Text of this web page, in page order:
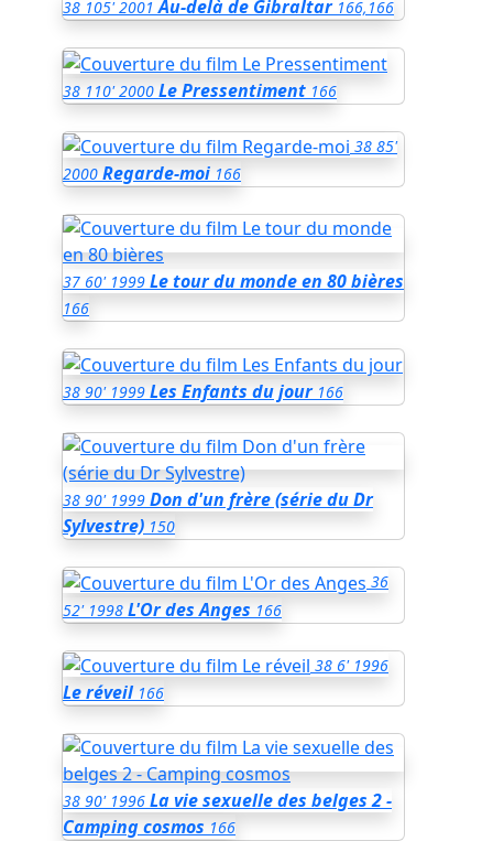
38 105' 2001 Au-delà de Gibraltar 166,166
38 110' 2000 Le Pressentiment 166
38 85'
2000 Regarde-moi 166
37 60' 1999 Le tour du monde en 80 bières
166
38 90' 1999 Les Enfants du jour 166
38 90' 1999 Don d'un frère (série du Dr
Sylvestre) 150
36
52' 1998 L'Or des Anges 166
38 6' 1996
Le réveil 166
38 90' 1996 La vie sexuelle des belges 2 -
Camping cosmos 166